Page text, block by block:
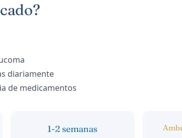
diariamente
de medicamentos
1-2 semanas